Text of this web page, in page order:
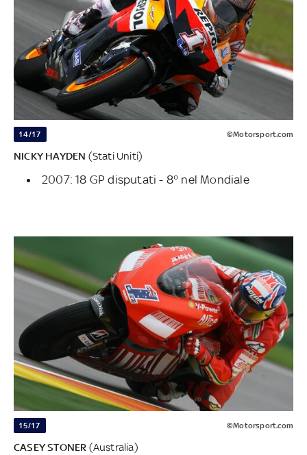
14/17 ©Motorsport.com
NICKY HAYDEN (Stati Uniti)
2007: 18 GP disputati - 8° nel Mondiale
15/17 ©Motorsport.com
CASEY STONER (Australia)